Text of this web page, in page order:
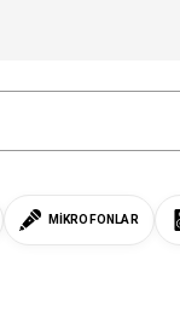
MIKROFONLAR